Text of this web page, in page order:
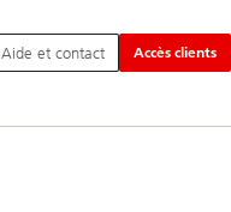
Aide et contact Accès clients